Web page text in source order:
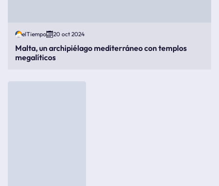
elTiempo 20 oct 2024
Malta, un archipiélago mediterráneo con templos
megalíticos